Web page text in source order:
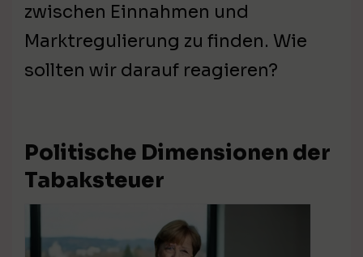
zwischen Einnahmen und
Marktregulierung zu finden. Wie
sollten wir darauf reagieren?
Politische Dimensionen der
Tabaksteuer